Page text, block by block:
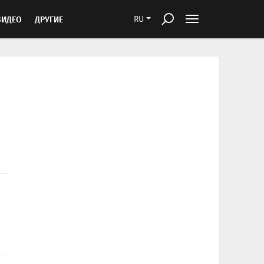
RU
ДРУГИЕ